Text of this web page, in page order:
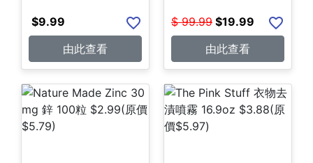
$9.99
由此查看
$ 99.99 $19.99
由此查看